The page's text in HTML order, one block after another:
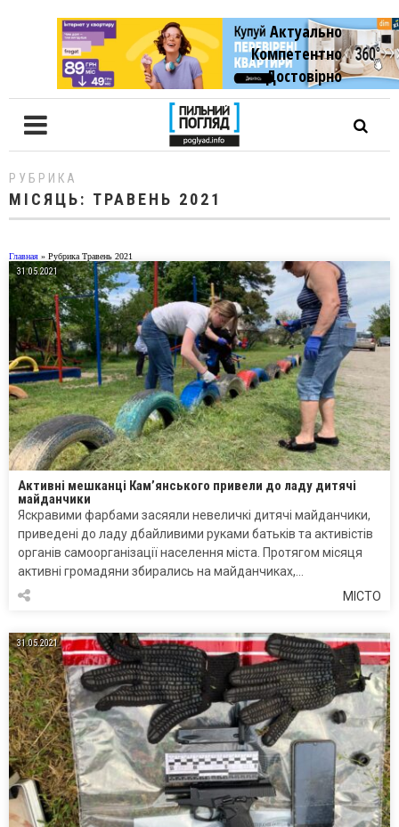
Актуально
Компетентно
Достовiрно
РУБРИКА
МІСЯЦЬ: ТРАВЕНЬ 2021
Главная » Рубрика Травень 2021
31.05.2021
Активні мешканці Кам’янського привели до ладу дитячі
майданчики
Яскравими фарбами засяяли невеличкі дитячі майданчики,
приведені до ладу дбайливими руками батьків та активістів
органів самоорганізації населення міста. Протягом місяця
активні громадяни збирались на майданчиках,…
МІСТО
31.05.2021